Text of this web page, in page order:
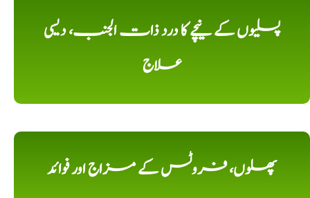
پسلیوں کے نیچے کا درد ذات الجنب، دیسی
علاج
پھلوں، فروٹس کے مزاج اور فوائد